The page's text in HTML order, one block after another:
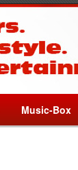
Music-Box